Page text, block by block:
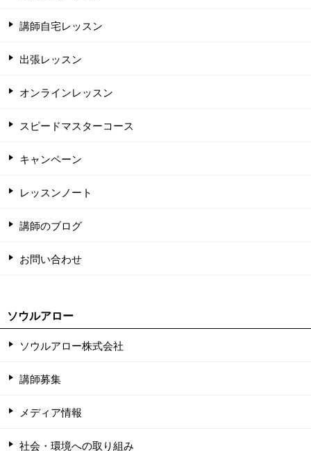
講師自宅レッスン
出張レッスン
オンラインレッスン
スピードマスターコース
キャンペーン
レッスンノート
講師のブログ
お問い合わせ
ソウルアロー
ソウルアロー株式会社
講師募集
メディア情報
社会・環境への取り組み